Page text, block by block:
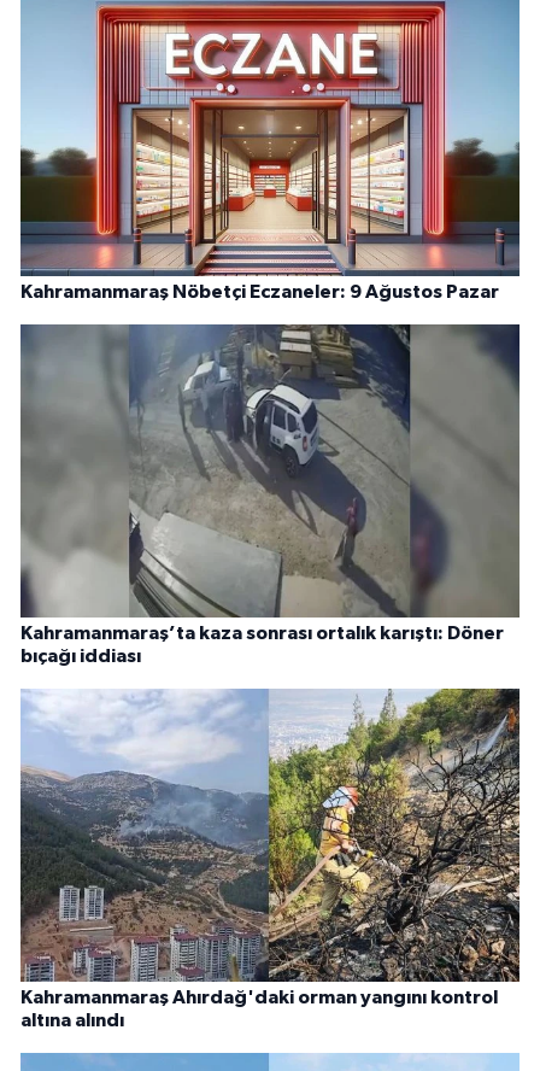
Kahramanmaraş Nöbetçi Eczaneler: 9 Ağustos Pazar
Kahramanmaraş’ta kaza sonrası ortalık karıştı: Döner
bıçağı iddiası
Kahramanmaraş Ahırdağ'daki orman yangını kontrol
altına alındı